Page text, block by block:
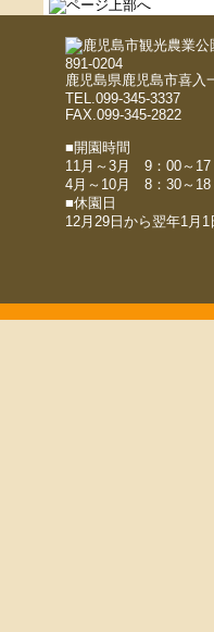
891-0204
鹿児島県鹿児島市喜入
TEL.099-345-3337
FAX.099-345-2822
■開園時間
11月～3月 9：00～17
4月～10月 8：30～18
■休園日
12月29日から翌年1月1